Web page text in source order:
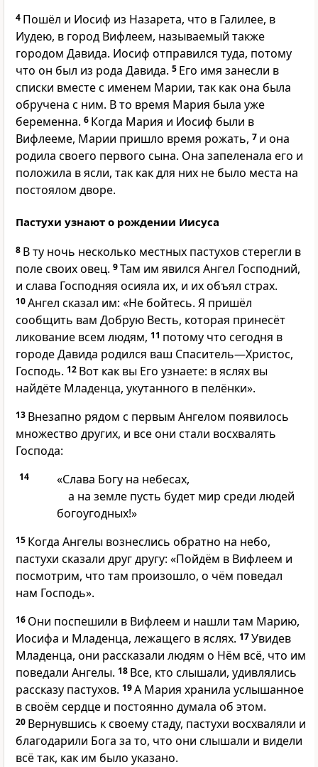
4 Пошёл и Иосиф из Назарета, что в Галилее, в
Иудею, в город Вифлеем, называемый также
городом Давида. Иосиф отправился туда, потому
что он был из рода Давида. 5 Его имя занесли в
списки вместе с именем Марии, так как она была
обручена с ним. В то время Мария была уже
беременна. 6 Когда Мария и Иосиф были в
Вифлееме, Марии пришло время рожать, 7 и она
родила своего первого сына. Она запеленала его и
положила в ясли, так как для них не было места на
постоялом дворе.
Пастухи узнают о рождении Иисуса
8 В ту ночь несколько местных пастухов стерегли в
поле своих овец. 9Там им явился Ангел Господний,
и слава Господняя осияла их, и их объял страх.
10Ангел сказал им: «Не бойтесь. Я пришёл
сообщить вам Добрую Весть, которая принесёт
ликование всем людям, 11 потому что сегодня в
городе Давида родился ваш Спаситель—Христос,
Господь. 12 Вот как вы Его узнаете: в яслях вы
найдёте Младенца, укутанного в пелёнки».
13 Внезапно рядом с первым Ангелом появилось
множество других, и все они стали восхвалять
Господа:
14
«Слава Богу на небесах,
а на земле пусть будет мир среди людей
богоугодных!»
15 Когда Ангелы вознеслись обратно на небо,
пастухи сказали друг другу: «Пойдём в Вифлеем и
посмотрим, что там произошло, о чём поведал
нам Господь».
16 Они поспешили в Вифлеем и нашли там Марию,
Иосифа и Младенца, лежащего в яслях. 17Увидев
Младенца, они рассказали людям о Нём всё, что им
поведали Ангелы. 18 Все, кто слышали, удивлялись
рассказу пастухов. 19А Мария хранила услышанное
в своём сердце и постоянно думала об этом.
20 Вернувшись к своему стаду, пастухи восхваляли и
благодарили Бога за то, что они слышали и видели
всё так, как им было указано.